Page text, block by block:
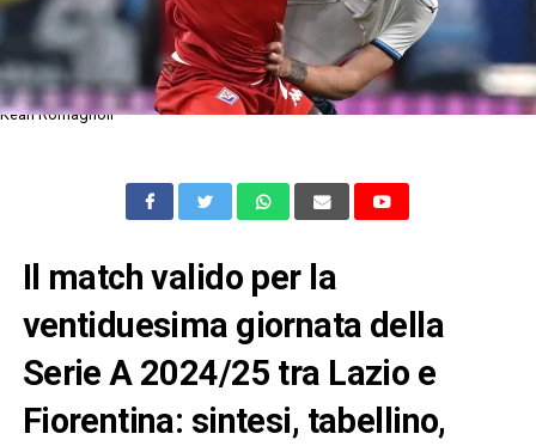
Kean Romagnoli
Il match valido per la
ventiduesima giornata della
Serie A 2024/25 tra Lazio e
Fiorentina: sintesi, tabellino,